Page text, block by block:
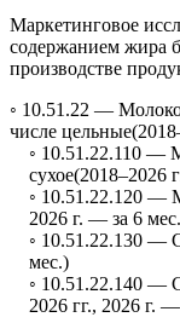
Маркетинговое
содержанием жира
производстве
◦ 10.51.22 —
числе цельные
◦ 10.51.22.110 —
сухое(2018–2026
◦ 10.51.22.120 —
2026 г. — за 6
◦ 10.51.22.130 —
мес.)
◦ 10.51.22.140 —
2026 гг., 2026 г.